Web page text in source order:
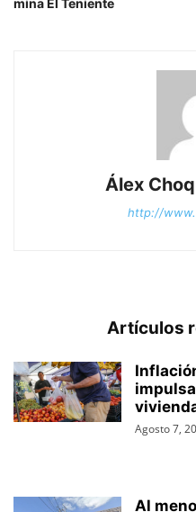
Álex
http://
Artículos
Agosto 7,
Al